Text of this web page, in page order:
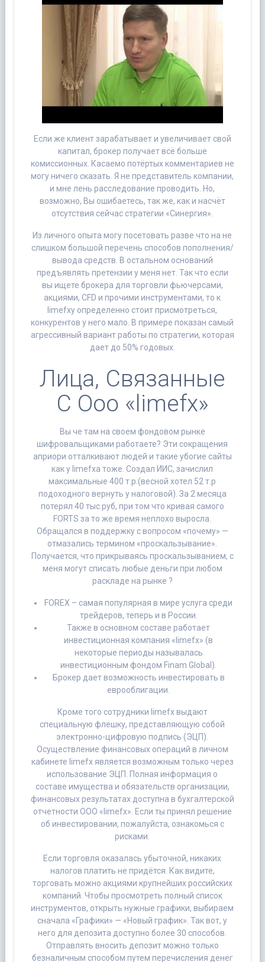
Если же клиент зарабатывает и увеличивает свой
капитал, брокер получает всё больше
комиссионных. Касаемо потёртых комментариев не
могу ничего сказать. Я не представитель компании,
и мне лень расследование проводить. Но,
возможно, Вы ошибаетесь, так же, как и насчёт
отсутствия сейчас стратегии «Синергия».
Из личного опыта могу посетовать разве что на не
слишком большой перечень способов пополнения/
вывода средств. В остальном оснований
предъявлять претензии у меня нет. Так что если
вы ищете брокера для торговли фьючерсами,
акциями, CFD и прочими инструментами, то к
limefxу определенно стоит присмотреться,
конкурентов у него мало. В примере показан самый
агрессивный вариант работы по стратегии, которая
дает до 50% годовых.
Лица, Связанные
С Ооо «limefx»
Вы че там на своем фондовом рынке
шифровальщиками работаете? Эти сокращения
априори отталкивают людей и такие убогие сайты
как у limefxа тоже. Создал ИИС, зачислил
максимальные 400 т.р.(весной хотел 52 т.р
подоходного вернуть у налоговой). За 2 месяца
потерял 40 тыс.руб, при том что кривая самого
FORTS за то же время неплохо выросла.
Обращался в поддержку с вопросом «почему» —
отмазались термином «проскальзывание».
Получается, что прикрываясь проскальзыванием, с
меня могут списать любые деньги при любом
раскладе на рынке ?
FOREX – самая популярная в мире услуга среди
трейдеров, теперь и в России.
Также в основном составе работает
инвестиционная компания «limefx» (в
некоторые периоды называлась
инвестиционным фондом Finam Global).
Брокер дает возможность инвестировать в
еврооблигации.
Кроме того сотрудники limefx выдают
специальную флешку, представляющую собой
электронно-цифровую подпись (ЭЦП).
Осуществление финансовых операций в личном
кабинете limefx является возможным только через
использование ЭЦП. Полная информация о
составе имущества и обязательств организации,
финансовых результатах доступна в бухгалтерской
отчетности ООО «limefx». Если ты принял решение
об инвестировании, пожалуйста, ознакомься с
рисками.
Если торговля оказалась убыточной, никаких
налогов платить не придётся. Как видите,
торговать можно акциями крупнейших российских
компаний. Чтобы просмотреть полный список
инструментов, открыть нужные графики, выбираем
сначала «Графики» — «Новый график». Так вот, у
него для депозита доступно более 30 способов.
Отправлять вносить депозит можно только
безналичным способом путем перечисления денег